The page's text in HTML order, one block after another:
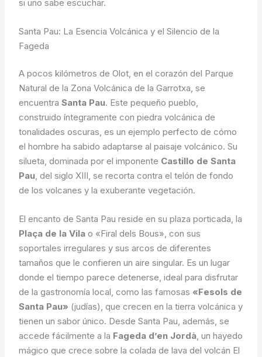
si uno sabe escuchar.
Santa Pau: La Esencia Volcánica y el Silencio de la
Fageda
A pocos kilómetros de Olot, en el corazón del Parque
Natural de la Zona Volcánica de la Garrotxa, se
encuentraSanta Pau. Este pequeño pueblo,
construido íntegramente con piedra volcánica de
tonalidades oscuras, es un ejemplo perfecto de cómo
el hombre ha sabido adaptarse al paisaje volcánico. Su
silueta, dominada por el imponente Castillo de Santa
Pau, del siglo XIII, se recorta contra el telón de fondo
de los volcanes y la exuberante vegetación.
El encanto de Santa Pau reside en su plaza porticada, la
Plaça de la Vila o «Firal dels Bous», con sus
soportales irregulares y sus arcos de diferentes
tamaños que le confieren un aire singular. Es un lugar
donde el tiempo parece detenerse, ideal para disfrutar
de la gastronomía local, como las famosas «Fesols de
Santa Pau» (judías), que crecen en la tierra volcánica y
tienen un sabor único. Desde Santa Pau, además, se
accede fácilmente a la Fageda d’en Jordà, un hayedo
mágico que crece sobre la colada de lava del volcán El